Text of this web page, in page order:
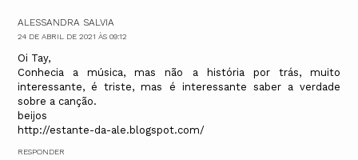
ALESSANDRA SALVIA
24 DE ABRIL DE 2021 ÀS 09:12
Oi Tay,
Conhecia a música, mas não a história por trás, muito
interessante, é triste, mas é interessante saber a verdade
sobre a canção.
beijos
http://estante-da-ale.blogspot.com/
RESPONDER